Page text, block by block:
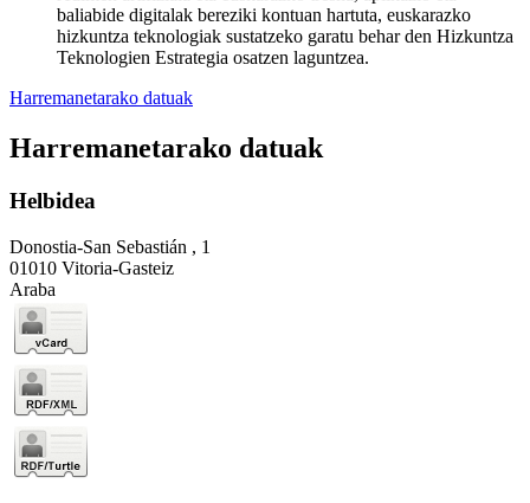
baliabide digitalak bereziki kontuan hartuta, euskarazko
hizkuntza teknologiak sustatzeko garatu behar den Hizkuntza
Teknologien Estrategia osatzen laguntzea.
Harremanetarako datuak
Harremanetarako datuak
Helbidea
Donostia-San Sebastián , 1
01010 Vitoria-Gasteiz
Araba